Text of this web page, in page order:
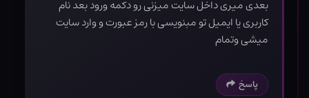
بعدی میری داخل سایت میزنی رو دکمه ورود بعد نام
کاربری یا ایمیل تو مبنویسی با رمز عبورت و وارد سایت
میشی وتمام
پاسخ